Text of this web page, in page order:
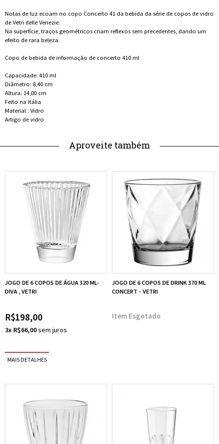
Notas de luz ecoam no copo Concerto 41 da bebida da série de copos de vidro
de Vetri delle Venezie.
Na superfície, traços geométricos criam reflexos sem precedentes, dando um
efeito de rara beleza.
Copo de bebida de informação de concerto 410 ml
Capacidade: 410 ml
Diâmetro: 8,40 cm
Altura: 14,00 cm
Feito na Itália
Material : Vidro
Artigo de vidro
Aproveite também
JOGO DE 6 COPOS DE ÁGUA 320 ML-
DIVA , VETRI
R$198,00
3x R$66,00
JOGO DE 6 COPOS DE DRINK 370 ML
CONCERT - VETRI
Esgotado